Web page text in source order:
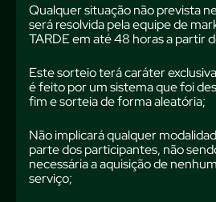
Qualquer situação não prevista
será resolvida pela equipe de
TARDE em até 48 horas a partir
Este sorteio terá caráter
é feito por um sistema que foi
fim e sorteia de forma aleatória;
Não implicará qualquer
parte dos participantes, não
necessária a aquisição de
serviço;